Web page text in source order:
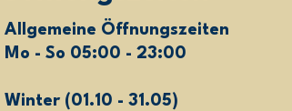
Allgemeine Öffnungszeiten
Mo - So 05:00 - 23:00
Winter (01.10 - 31.05)